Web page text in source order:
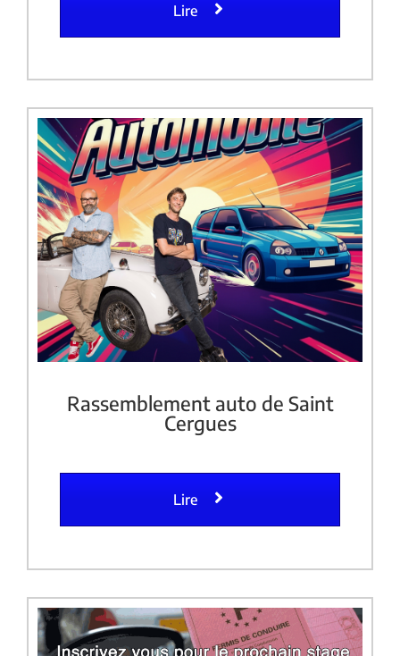
Lire
Rassemblement auto de Saint
Cergues
Lire